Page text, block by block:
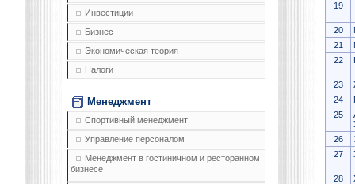
Инвестиции
Бизнес
Экономическая теория
Налоги
Менеджмент
Спортивный менеджмент
Управление персоналом
Менеджмент в гостиничном и ресторанном
бизнесе
19
20
21
22
23
24
25
26
27
28